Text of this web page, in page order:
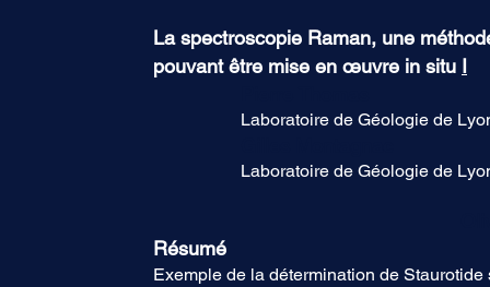
La spectroscopie Raman, une
pouvant être mise en œuvre in situ I
Laboratoire de Géologie de
Laboratoire de Géologie de
Résumé
Exemple de la détermination de